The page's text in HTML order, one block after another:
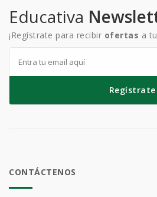
Educativa
¡Regístrate para recibir ofertas a
Regístrate
CONTÁCTENOS